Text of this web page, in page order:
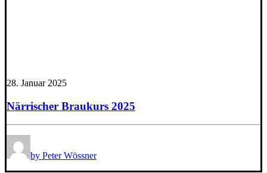
28. Januar 2025
Närrischer Braukurs 2025
by Peter Wössner